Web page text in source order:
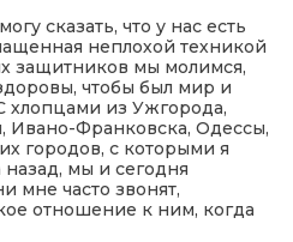
сказать, что у нас есть
неплохой техникой
защитников мы молимся,
чтобы был мир и
из Ужгорода,
Франковска, Одессы,
городов, с которыми я
мы и сегодня
мне часто звонят,
отношение к ним, когда